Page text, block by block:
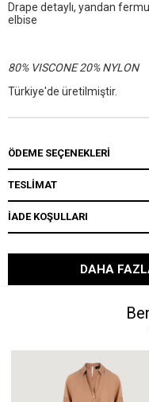
Drape detaylı, yandan
elbise
80% VISCONE 20% NYLON
Türkiye'de üretilmiştir.
ÖDEME SEÇENEKLERI
TESLİMAT
İADE KOŞULLARI
DAHA